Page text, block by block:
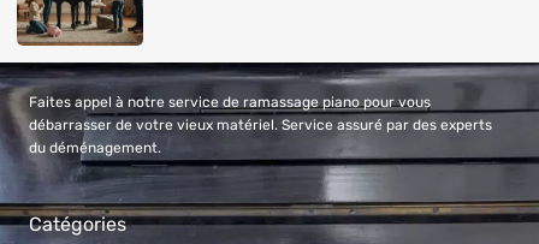
Faites appel à notre service de ramassage piano pour vous
débarrasser de votre vieux matériel. Service assuré par des experts
du déménagement.
Catégories